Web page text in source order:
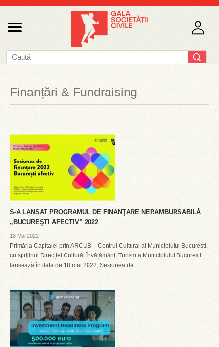
Finanțări & Fundraising
S-A LANSAT PROGRAMUL DE FINANŢARE NERAMBURSABILĂ
„BUCUREŞTI AFECTIV” 2022
18 Mai 2022
Primăria Capitalei prin ARCUB – Centrul Cultural al Municipiului Bucureşti,
cu sprijinul Direcției Cultură, Învățământ, Turism a Municipiului București
lansează în data de 18 mai 2022, Sesiunea de...